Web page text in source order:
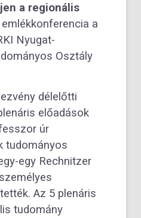
a regionális
a
Nyugat-
Osztály
délelőtti
előadások
úr
tudományos
egy Rechnitzer
Az 5 plenáris
tudomány